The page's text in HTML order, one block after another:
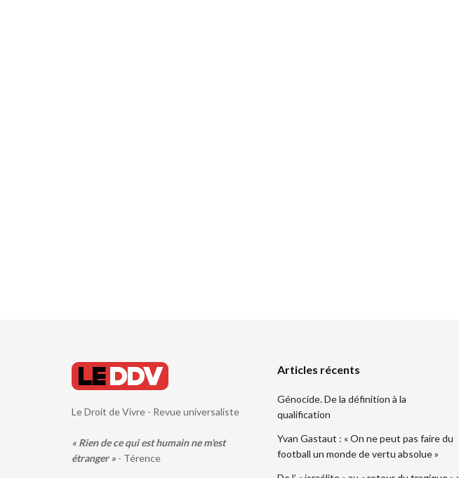
Le Droit de Vivre - Revue universaliste
« Rien de ce qui est humain ne m'est
étranger » - Térence
Articles récents
Génocide. De la définition à la
qualification
Yvan Gastaut : « On ne peut pas faire du
football un monde de vertu absolue »